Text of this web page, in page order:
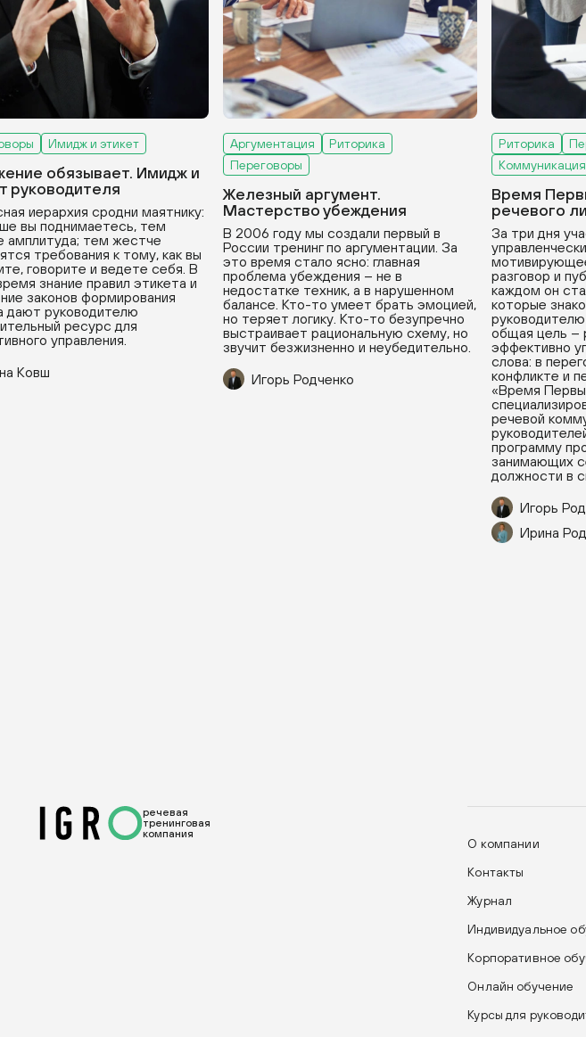
Имидж и этикет
обязывает. Имидж и
руководителя
иерархия сродни маятнику:
вы поднимаетесь, тем
амплитуда; тем жестче
требования к тому, как вы
говорите и ведете себя. В
знание правил этикета и
законов формирования
дают руководителю
ресурс для
управления.
Ковш
Аргументация
Риторика
Переговоры
Железный аргумент.
Мастерство убеждения
В 2006 году мы создали первый в
России тренинг по аргументации. За
это время стало ясно: главная
проблема убеждения – не в
недостатке техник, а в нарушенном
балансе. Кто-то умеет брать эмоцией,
но теряет логику. Кто-то безупречно
выстраивает рациональную схему, но
звучит безжизненно и неубедительно.
Игорь Родченко
Риторика
Коммуникация
Время
речевого
За три дня
разговор и
каждом он
которые
общая цель –
эффективно
слова: в
конфликте и
«Время
речевой
программу
занимающих
должности в
Игорь
Ирина
речевая
тренинговая
компания
О компании
Контакты
Журнал
Индивидуальное
Корпоративное
Онлайн обучение
Курсы для